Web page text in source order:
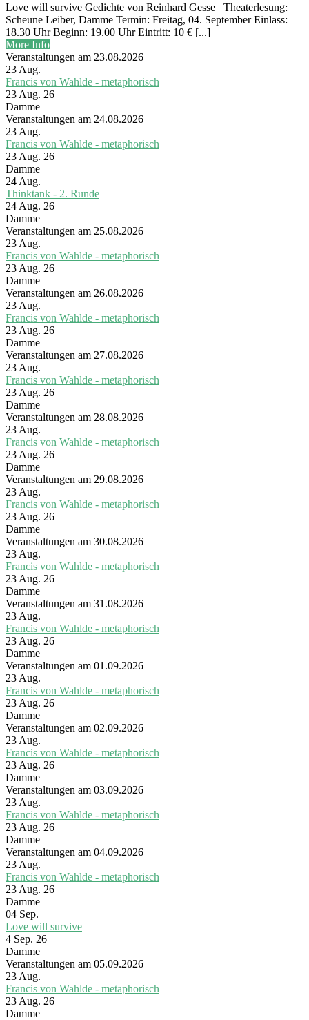
Love will survive Gedichte von Reinhard Gesse Theaterlesung:
Scheune Leiber, Damme Termin: Freitag, 04. September Einlass:
18.30 Uhr Beginn: 19.00 Uhr Eintritt: 10 € [...]
More Info
Veranstaltungen am 23.08.2026
23 Aug.
Francis von Wahlde - metaphorisch
23 Aug. 26
Damme
Veranstaltungen am 24.08.2026
23 Aug.
Francis von Wahlde - metaphorisch
23 Aug. 26
Damme
24 Aug.
Thinktank - 2. Runde
24 Aug. 26
Damme
Veranstaltungen am 25.08.2026
23 Aug.
Francis von Wahlde - metaphorisch
23 Aug. 26
Damme
Veranstaltungen am 26.08.2026
23 Aug.
Francis von Wahlde - metaphorisch
23 Aug. 26
Damme
Veranstaltungen am 27.08.2026
23 Aug.
Francis von Wahlde - metaphorisch
23 Aug. 26
Damme
Veranstaltungen am 28.08.2026
23 Aug.
Francis von Wahlde - metaphorisch
23 Aug. 26
Damme
Veranstaltungen am 29.08.2026
23 Aug.
Francis von Wahlde - metaphorisch
23 Aug. 26
Damme
Veranstaltungen am 30.08.2026
23 Aug.
Francis von Wahlde - metaphorisch
23 Aug. 26
Damme
Veranstaltungen am 31.08.2026
23 Aug.
Francis von Wahlde - metaphorisch
23 Aug. 26
Damme
Veranstaltungen am 01.09.2026
23 Aug.
Francis von Wahlde - metaphorisch
23 Aug. 26
Damme
Veranstaltungen am 02.09.2026
23 Aug.
Francis von Wahlde - metaphorisch
23 Aug. 26
Damme
Veranstaltungen am 03.09.2026
23 Aug.
Francis von Wahlde - metaphorisch
23 Aug. 26
Damme
Veranstaltungen am 04.09.2026
23 Aug.
Francis von Wahlde - metaphorisch
23 Aug. 26
Damme
04 Sep.
Love will survive
4 Sep. 26
Damme
Veranstaltungen am 05.09.2026
23 Aug.
Francis von Wahlde - metaphorisch
23 Aug. 26
Damme